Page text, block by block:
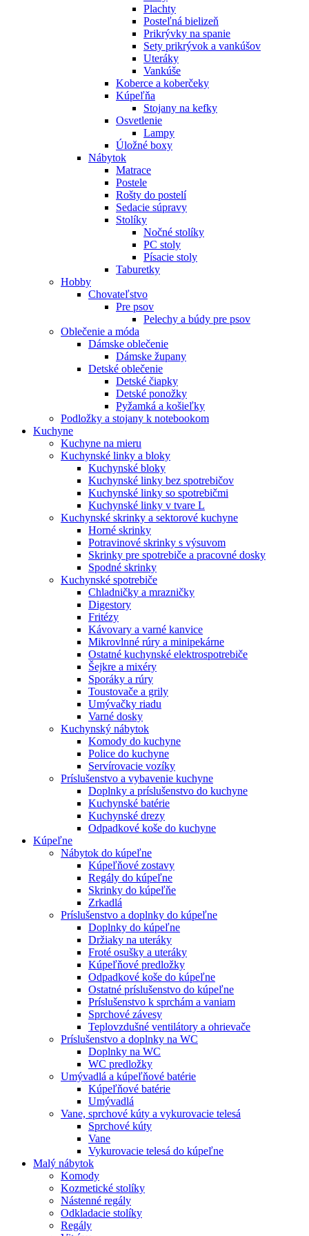
Plachty
Posteľná bielizeň
Prikrývky na spanie
Sety prikrývok a vankúšov
Uteráky
Vankúše
Koberce a koberčeky
Kúpeľňa
Stojany na kefky
Osvetlenie
Lampy
Úložné boxy
Nábytok
Matrace
Postele
Rošty do postelí
Sedacie súpravy
Stolíky
Nočné stolíky
PC stoly
Písacie stoly
Taburetky
Hobby
Chovateľstvo
Pre psov
Pelechy a búdy pre psov
Oblečenie a móda
Dámske oblečenie
Dámske župany
Detské oblečenie
Detské čiapky
Detské ponožky
Pyžamká a košieľky
Podložky a stojany k notebookom
Kuchyne
Kuchyne na mieru
Kuchynské linky a bloky
Kuchynské bloky
Kuchynské linky bez spotrebičov
Kuchynské linky so spotrebičmi
Kuchynské linky v tvare L
Kuchynské skrinky a sektorové kuchyne
Horné skrinky
Potravinové skrinky s výsuvom
Skrinky pre spotrebiče a pracovné dosky
Spodné skrinky
Kuchynské spotrebiče
Chladničky a mrazničky
Digestory
Fritézy
Kávovary a varné kanvice
Mikrovlnné rúry a minipekárne
Ostatné kuchynské elektrospotrebiče
Šejkre a mixéry
Sporáky a rúry
Toustovače a grily
Umývačky riadu
Varné dosky
Kuchynský nábytok
Komody do kuchyne
Police do kuchyne
Servírovacie vozíky
Príslušenstvo a vybavenie kuchyne
Doplnky a príslušenstvo do kuchyne
Kuchynské batérie
Kuchynské drezy
Odpadkové koše do kuchyne
Kúpeľne
Nábytok do kúpeľne
Kúpeľňové zostavy
Regály do kúpeľne
Skrinky do kúpeľňe
Zrkadlá
Príslušenstvo a doplnky do kúpeľne
Doplnky do kúpeľne
Držiaky na uteráky
Froté osušky a uteráky
Kúpeľňové predložky
Odpadkové koše do kúpeľne
Ostatné príslušenstvo do kúpeľne
Príslušenstvo k sprchám a vaniam
Sprchové závesy
Teplovzdušné ventilátory a ohrievače
Príslušenstvo a doplnky na WC
Doplnky na WC
WC predložky
Umývadlá a kúpeľňové batérie
Kúpeľňové batérie
Umývadlá
Vane, sprchové kúty a vykurovacie telesá
Sprchové kúty
Vane
Vykurovacie telesá do kúpeľne
Malý nábytok
Komody
Kozmetické stolíky
Nástenné regály
Odkladacie stolíky
Regály